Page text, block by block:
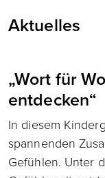
Aktuelles
„Wort für
entdecken“
In diesem
spannenden
Gefühlen. Unter